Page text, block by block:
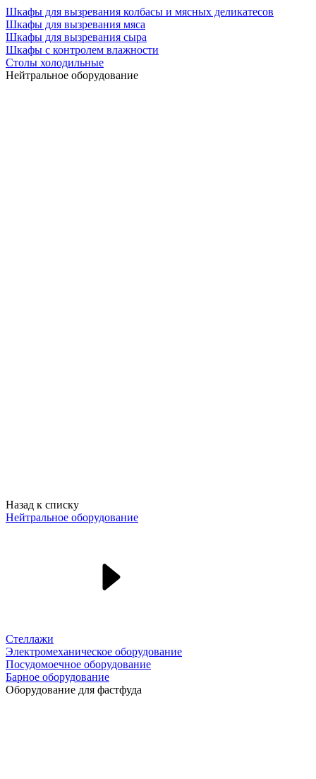
Шкафы для вызревания колбасы и мясных деликатесов
Шкафы для вызревания мяса
Шкафы для вызревания сыра
Шкафы с контролем влажности
Столы холодильные
Нейтральное оборудование
Назад к списку
Нейтральное оборудование
Стеллажи
Электромеханическое оборудование
Посудомоечное оборудование
Барное оборудование
Оборудование для фастфуда